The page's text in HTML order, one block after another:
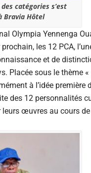
catégories s’est
Bravia Hôtel
Olympia Yennenga
les 12 PCA,
et de
Placée sous le thème
à l’idée première
des 12 personnalités
œuvres au cours de